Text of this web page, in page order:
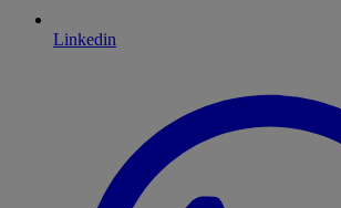
Linkedin